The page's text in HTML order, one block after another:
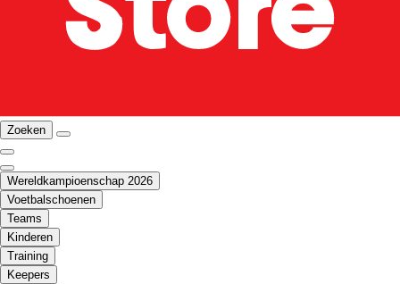
Zoeken
Wereldkampioenschap 2026
Voetbalschoenen
Teams
Kinderen
Training
Keepers